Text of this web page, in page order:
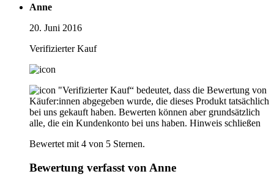
Anne
20. Juni 2016
Verifizierter Kauf
"Verifizierter Kauf“ bedeutet, dass die Bewertung von
Käufer:innen abgegeben wurde, die dieses Produkt tatsächlich
bei uns gekauft haben. Bewerten können aber grundsätzlich
alle, die ein Kundenkonto bei uns haben. Hinweis schließen
Bewertet mit 4 von 5 Sternen.
Bewertung verfasst von Anne